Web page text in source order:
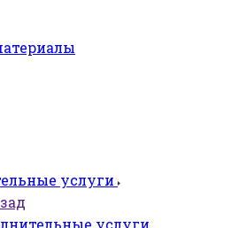
услуги
услуги